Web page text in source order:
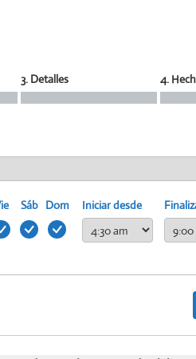
3. Detalles 4.
Sáb Dom Iniciar desde